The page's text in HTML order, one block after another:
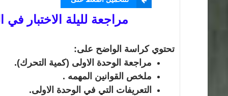
مراجعة لليلة الاختبار في
تحتوي كراسة الواضح على:
مراجعة الوحدة الاولى (كمية التحرك).
ملخص القوانين المهمه .
التعريفات التي في الوحدة الاولى.
الرياضيات الصف الثاني عشر علمي